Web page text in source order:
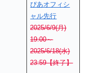
ぴあオフィシ
ャル先行
2025/6/9(月)
19:00～
2025/6/18(水)
23:59【終了】